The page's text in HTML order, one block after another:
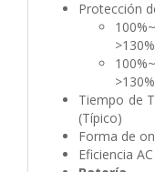
Protección
Tiempo de
(Típico)
Forma de
Eficiencia